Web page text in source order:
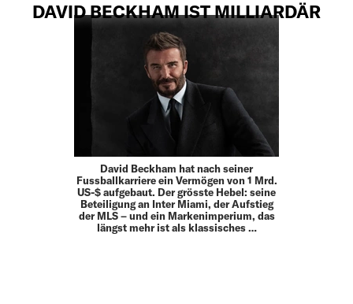
DAVID BECKHAM IST MILLIARDÄR
David Beckham hat nach seiner
Fussballkarriere ein Vermögen von 1 Mrd.
US-$ aufgebaut. Der grösste Hebel: seine
Beteiligung an Inter Miami, der Aufstieg
der MLS – und ein Markenimperium, das
längst mehr ist als klassisches …